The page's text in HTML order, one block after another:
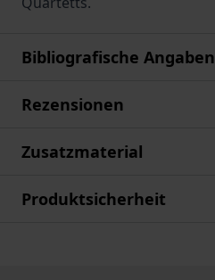
Bibliografische Angaben
Rezensionen
Zusatzmaterial
Produktsicherheit